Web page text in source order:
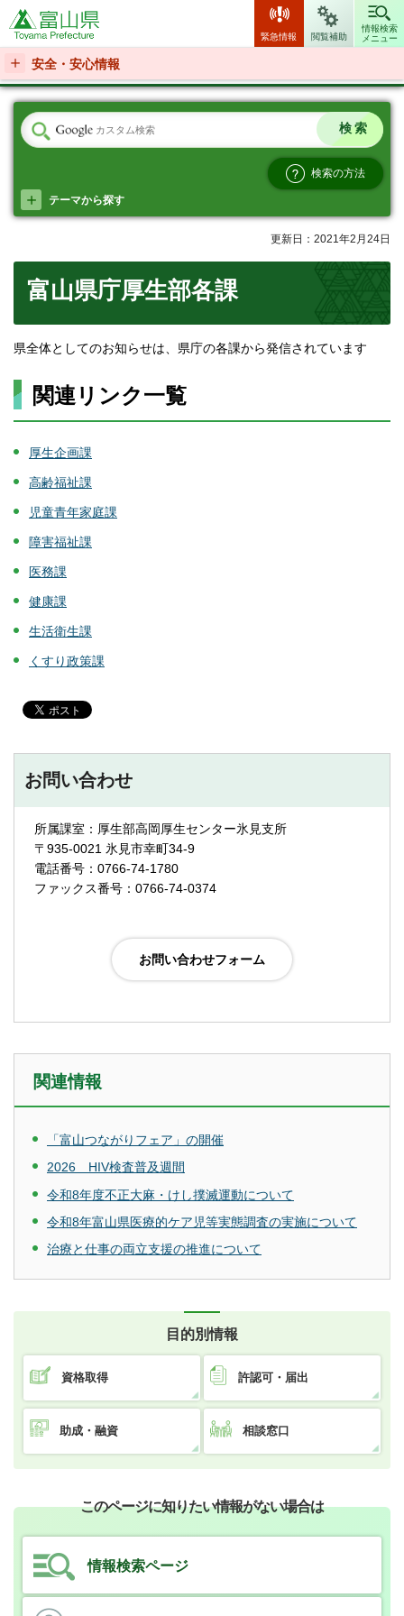
富山県
緊急情報 閲覧補助
情報検索
メニュー
安全・安心情報
検索の方法
テーマから探す
更新日：2021年2月24日
富山県庁厚生部各課
県全体としてのお知らせは、県庁の各課から発信されています
関連リンク一覧
厚生企画課
高齢福祉課
児童青年家庭課
障害福祉課
医務課
健康課
生活衛生課
くすり政策課
お問い合わせ
所属課室：厚生部高岡厚生センター氷見支所
〒935-0021 氷見市幸町34-9
電話番号：0766-74-1780
ファックス番号：0766-74-0374
関連情報
「富山つながりフェア」の開催
2026 HIV検査普及週間
令和8年度不正大麻・けし撲滅運動について
令和8年富山県医療的ケア児等実態調査の実施について
治療と仕事の両立支援の推進について
目的別情報
資格取得 許認可・届出
助成・融資 相談窓口
このページに知りたい情報がない場合は
情報検索ページ